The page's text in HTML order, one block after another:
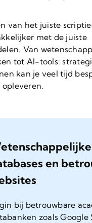
van het juiste
met de juiste
Van
tot AI-tools:
kan je veel tijd
en
bij betrouwbare
zoals Google